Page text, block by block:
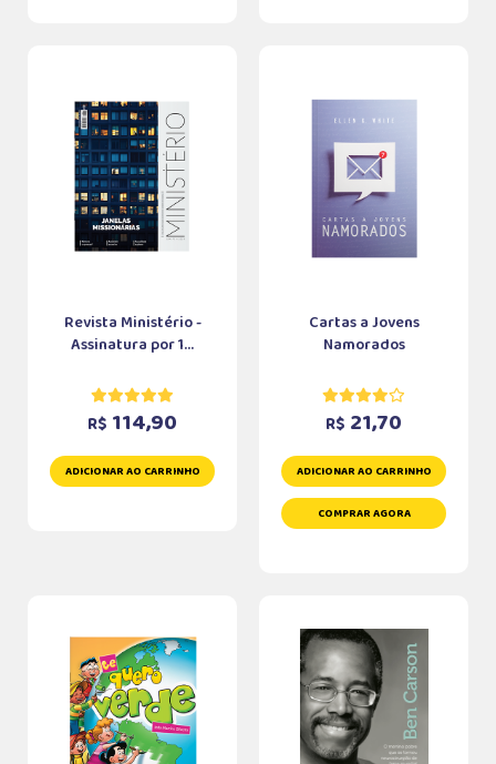
Revista Ministério -
Assinatura por 1...
R$ 114,90
ADICIONAR AO CARRINHO
Cartas a Jovens
Namorados
R$ 21,70
ADICIONAR AO CARRINHO
COMPRAR AGORA